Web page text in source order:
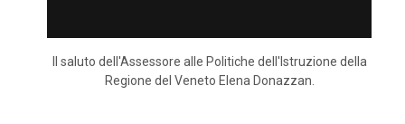
Il saluto dell'Assessore alle Politiche dell'Istruzione della
Regione del Veneto Elena Donazzan.